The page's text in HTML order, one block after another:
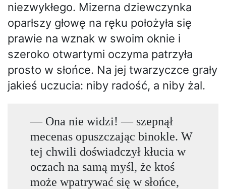
niezwykłego. Mizerna dziewczynka
oparłszy głowę na ręku położyła się
prawie na wznak w swoim oknie i
szeroko otwartymi oczyma patrzyła
prosto w słońce. Na jej twarzyczce grały
jakieś uczucia: niby radość, a niby żal.
— Ona nie widzi! — szepnął
mecenas opuszczając binokle. W
tej chwili doświadczył kłucia w
oczach na samą myśl, że ktoś
może wpatrywać się w słońce,